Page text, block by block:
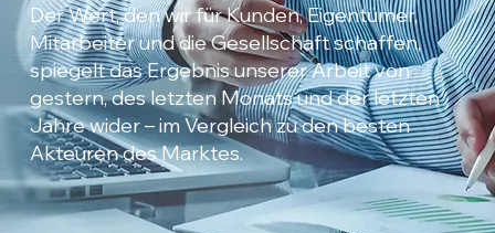
Der Wert, den wir für Kunden, Eigentümer,
Mitarbeiter und die Gesellschaft schaffen,
spiegelt das Ergebnis unserer Arbeit von
gestern, des letzten Monats und der letzten
Jahre wider – im Vergleich zu den besten
Akteuren des Marktes.